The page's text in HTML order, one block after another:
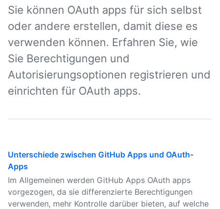
Sie können OAuth apps für sich selbst
oder andere erstellen, damit diese es
verwenden können. Erfahren Sie, wie
Sie Berechtigungen und
Autorisierungsoptionen registrieren und
einrichten für OAuth apps.
Unterschiede zwischen GitHub Apps und OAuth-
Apps
Im Allgemeinen werden GitHub Apps OAuth apps
vorgezogen, da sie differenzierte Berechtigungen
verwenden, mehr Kontrolle darüber bieten, auf welche